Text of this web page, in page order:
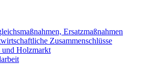
Ersatzmaßnahmen
Zusammenschlüsse
Holzmarkt